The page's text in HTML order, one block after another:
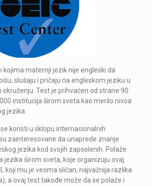
kojima maternji jezik nije engleski da
slušaju i pričaju na engleskom jeziku u
Test je prihvaćen od strane 90
institucija širom sveta kao merilo nivoa
jezika.
koristi u sklopu internacionalnih
zainteresovane da unaprede znanje
jezika kod svojih zaposlenih. Polaže
jezika širom sveta, koje organizuju ovaj
koji mu je veoma sličan, najvažnija razlika
a ovaj test takođe može da se polaže i